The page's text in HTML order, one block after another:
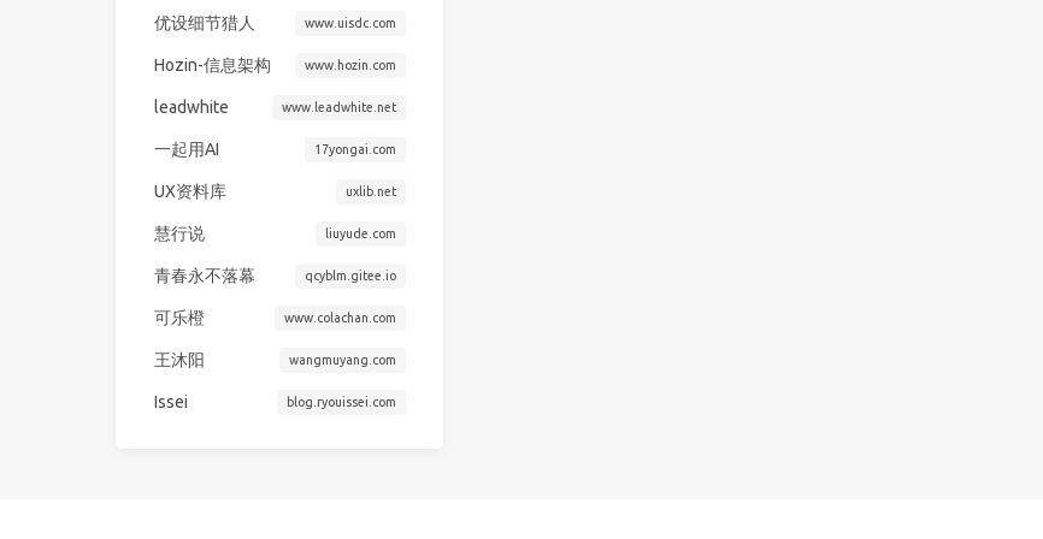
优设细节猎人 www.uisdc.com
Hozin-信息架构 www.hozin.com
leadwhite www.leadwhite.net
一起用AI 17yongai.com
UX资料库 uxlib.net
慧行说 liuyude.com
青春永不落幕 qcyblm.gitee.io
可乐橙 www.colachan.com
王沐阳 wangmuyang.com
Issei blog.ryouissei.com